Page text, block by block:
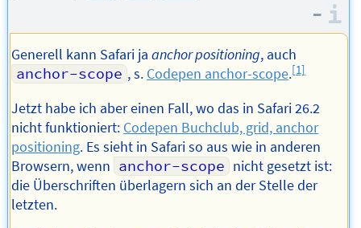
des
Autors
–
Generell kann Safari jaanchor positioning, auch
anchor-scope , s. Codepen anchor-scope.[1]
Jetzt habe ich aber einen Fall, wo das in Safari 26.2
nicht funktioniert: Codepen Buchclub, grid, anchor
positioning. Es sieht in Safari so aus wie in anderen
Browsern, wenn anchor-scope nicht gesetzt ist:
die Überschriften überlagern sich an der Stelle der
letzten.